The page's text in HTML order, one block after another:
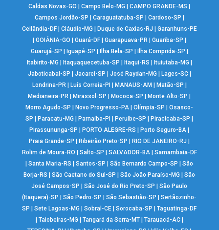
Caldas Novas-GO
|Campo Belo-MG |CAMPO GRANDE-MS
Campos Jordão-SP
Caraguatatuba-SP Cardoso-SP
Ceilândia-DF| Cláudio-MG Duque de Caxias-RJ
Garanhuns-PE
GOIÂNIA-GO Guará-DF| Guarapuava-PR| Guariba-SP
Guarujá-SP
Iguapé-SP Ilha Bela-SP Ilha Comprida-SP
Itabirito-MG
Itaquaquecetuba-SP Itaqui-RS Ituiutaba-MG
Jaboticabal-SP
Jacareí-SP José Raydan-MG Lages-SC|
Londrina-PR| Luís Correia-PI MANAUS-AM Matão-SP
Medianeira-PR
Mirassol-SP Mococa-SP Monte Alto-SP
Morro Agudo-SP
Novo Progresso-PA |Olímpia-SP |Osasco-
SP
Paracatu-MG Parnaíba-PI Peruíbe-SP Piracicaba-SP
Pirassununga-SP
PORTO ALEGRE-RS Porto Seguro-BA
Praia Grande-SP
Ribeirão Preto-SP RIO DE JANEIRO-RJ
Rolim de Moura-RO
Salto-SP SALVADOR-BA| Samambaia-DF
|Santa Maria-RS |Santos-SP |São Bernardo Campo-SP |São
Borja-RS
|São Caetano do Sul-SP |São João Paraíso-MG |São
José Campos-SP
|São José do Rio Preto-SP |São Paulo
(Itaquera)-SP
|São Pedro-SP |São Sebastião-SP |Sertãozinho-
SP
|Sete Lagoas-MG |Sobral-CE |Sorocaba-SP |Taguatinga-DF
Taiobeiras-MG Tangará da Serra-MT| Tarauacá-AC|